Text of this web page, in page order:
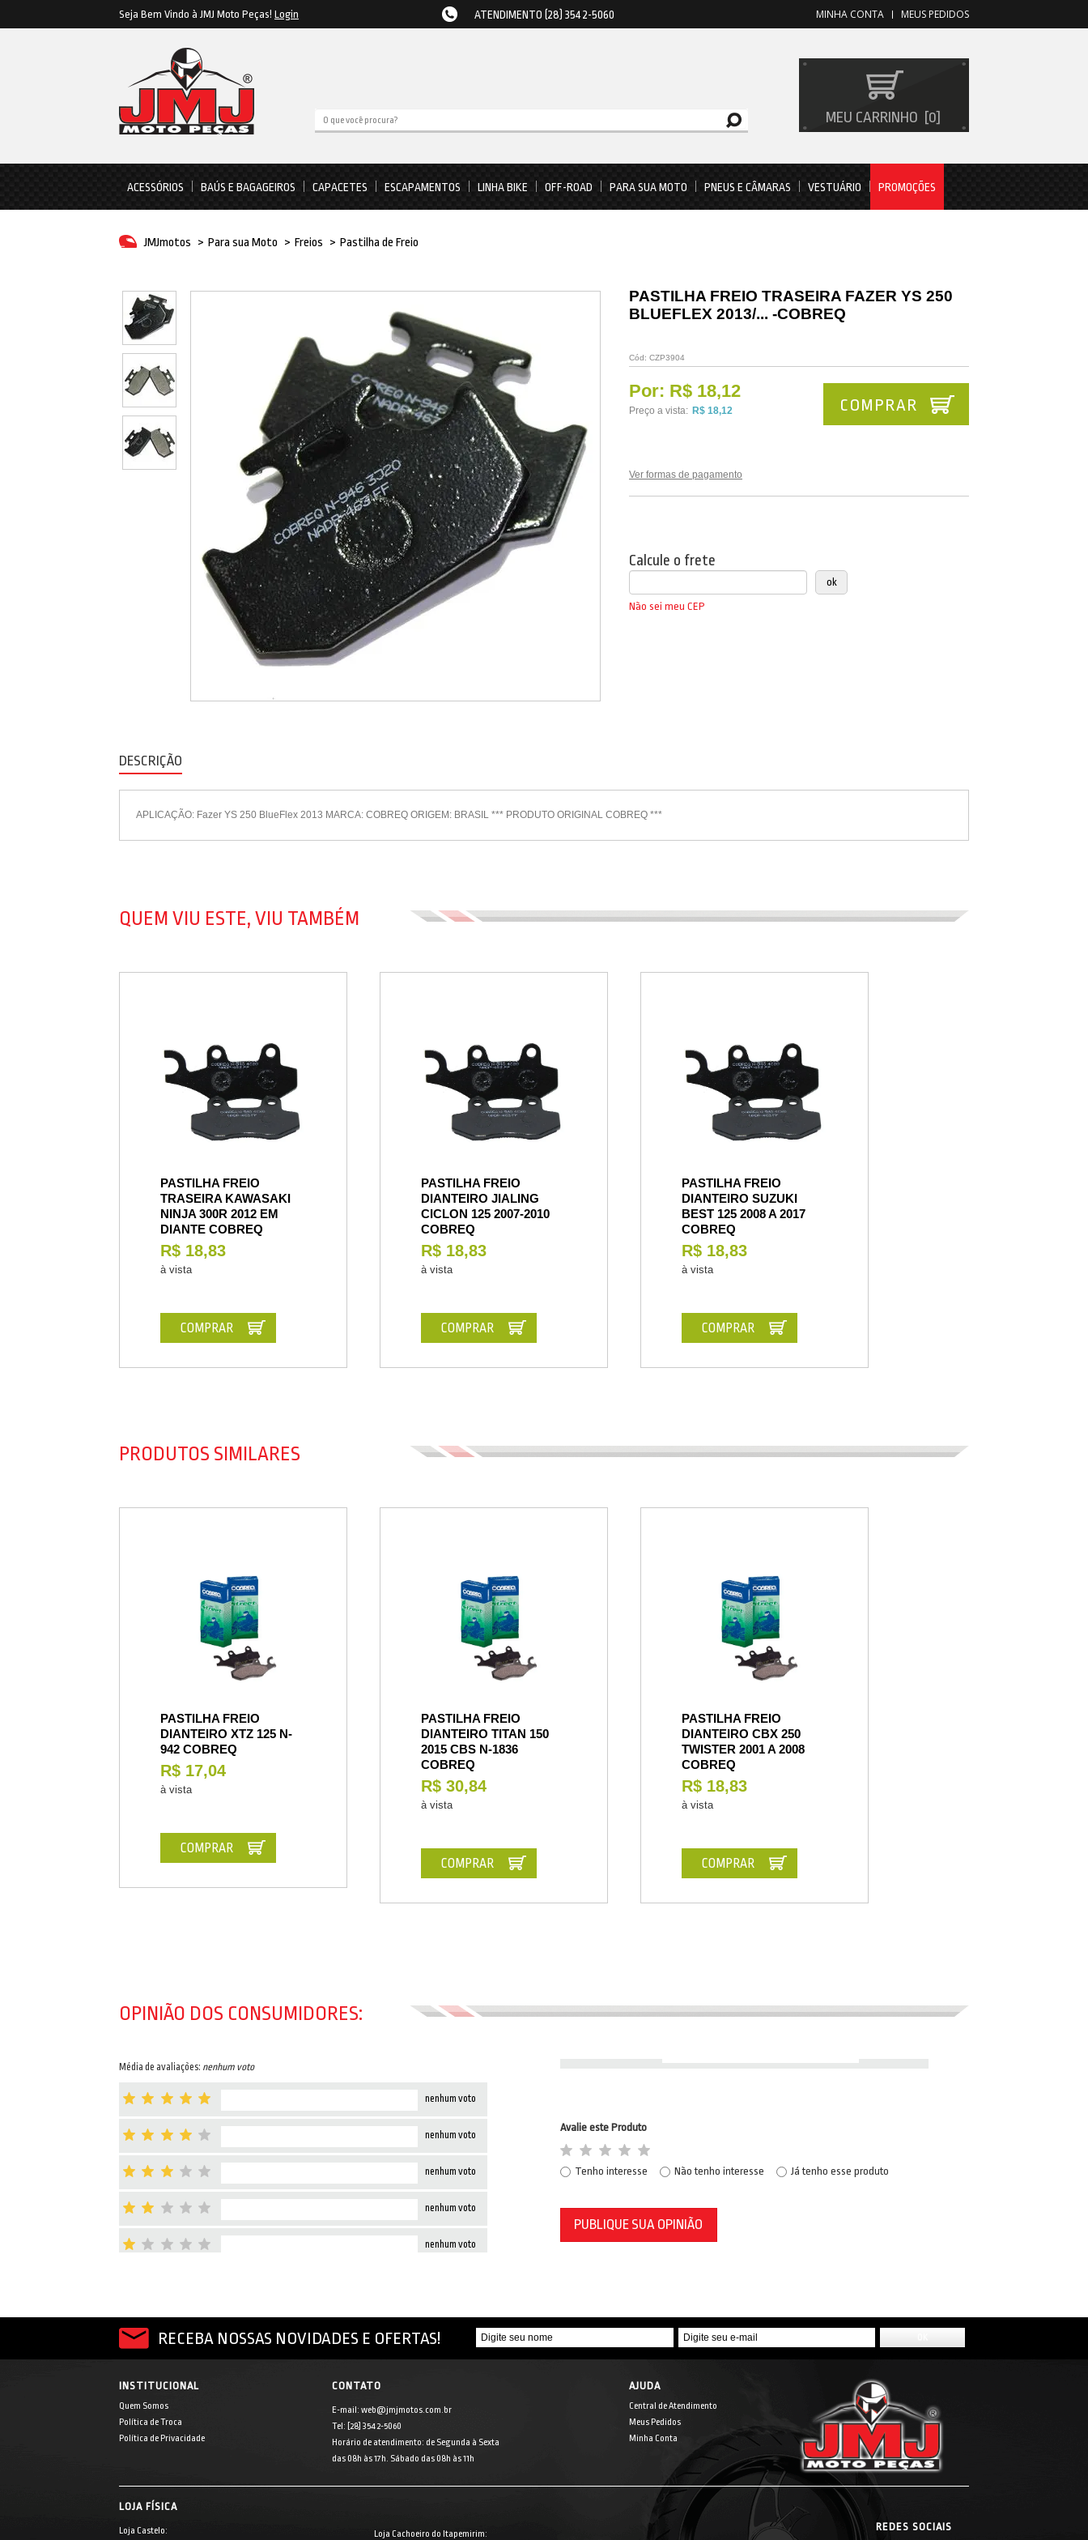
Seja Bem Vindo à JMJ Moto Peças! Login ATENDIMENTO (28) 3542-5060 MEUS PEDIDOS
MINHA CONTA
MEU CARRINHO 0
ACESSÓRIOS BAÚS E BAGAGEIROS CAPACETES ESCAPAMENTOS LINHA BIKE OFF-ROAD PARA SUA MOTO PNEUS E CÂMARAS VESTUÁRIO PROMOÇÕES
JMJmotos > Para sua Moto > Freios > Pastilha de Freio
PASTILHA FREIO TRASEIRA FAZER YS 250
BLUEFLEX 2013/... -COBREQ
Cód: CZP3904
Por: R$ 18,12
Preço a vista: R$ 18,12
Ver formas de pagamento
COMPRAR
Calcule o frete
Não sei meu CEP
DESCRIÇÃO
APLICAÇÃO: Fazer YS 250 BlueFlex 2013 MARCA: COBREQ ORIGEM: BRASIL *** PRODUTO ORIGINAL COBREQ ***
QUEM VIU ESTE, VIU TAMBÉM
PASTILHA FREIO
TRASEIRA KAWASAKI
NINJA 300R 2012 EM
DIANTE COBREQ
R$ 18,83
à vista
COMPRAR
PASTILHA FREIO
DIANTEIRO JIALING
CICLON 125 2007-2010
COBREQ
R$ 18,83
à vista
COMPRAR
PASTILHA FREIO
DIANTEIRO SUZUKI
BEST 125 2008 A 2017
COBREQ
R$ 18,83
à vista
COMPRAR
PRODUTOS SIMILARES
PASTILHA FREIO
DIANTEIRO XTZ 125 N-
942 COBREQ
R$ 17,04
à vista
COMPRAR
PASTILHA FREIO
DIANTEIRO TITAN 150
2015 CBS N-1836
COBREQ
R$ 30,84
à vista
COMPRAR
PASTILHA FREIO
DIANTEIRO CBX 250
TWISTER 2001 A 2008
COBREQ
R$ 18,83
à vista
COMPRAR
OPINIÃO DOS CONSUMIDORES:
Média de avaliações: nenhum voto
nenhum voto
nenhum voto
nenhum voto
nenhum voto
nenhum voto
Avalie este Produto
Tenho interesse Não tenho interesse Já tenho esse produto
PUBLIQUE SUA OPINIÃO
RECEBA NOSSAS NOVIDADES E OFERTAS!
INSTITUCIONAL
Quem Somos
Política de Troca
Política de Privacidade
CONTATO
E-mail: web@jmjmotos.com.br
Tel: [28] 3542-5060
Horário de atendimento: de Segunda à Sexta
das 08h às 17h. Sábado das 08h às 11h
AJUDA
Central de Atendimento
Meus Pedidos
Minha Conta
LOJA FÍSICA
Loja Castelo: Loja Cachoeiro do Itapemirim:
REDES SOCIAIS